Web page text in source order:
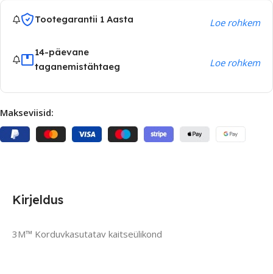
Tootegarantii 1 Aasta Loe rohkem
14-päevane
taganemistähtaeg
Loe rohkem
Makseviisid:
Kirjeldus
3M™ Korduvkasutatav kaitseülikond